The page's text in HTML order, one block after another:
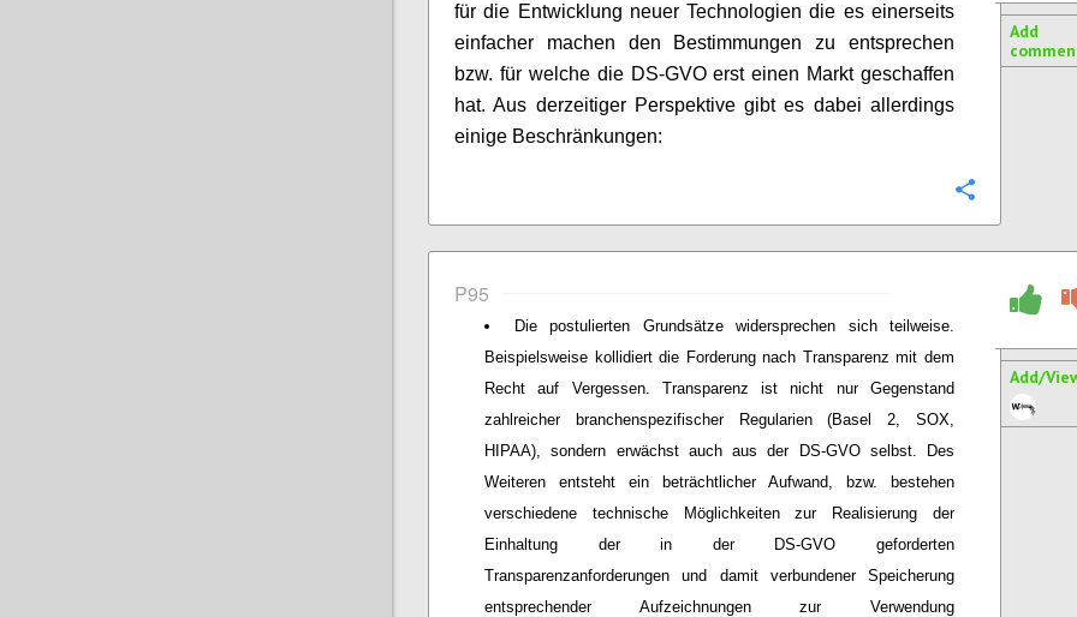
für die Entwicklung neuer Technologien die es einerseits
einfacher machen den Bestimmungen zu entsprechen
bzw. für welche die DS-GVO erst einen Markt geschaffen
hat. Aus derzeitiger Perspektive gibt es dabei allerdings
einige Beschränkungen:
Add
P95
Die postulierten Grundsätze widersprechen sich teilweise.
Beispielsweise kollidiert die Forderung nach Transparenz mit dem
Recht auf Vergessen. Transparenz ist nicht nur Gegenstand
zahlreicher branchenspezifischer Regularien (Basel 2, SOX,
HIPAA), sondern erwächst auch aus der DS-GVO selbst. Des
Weiteren entsteht ein beträchtlicher Aufwand, bzw. bestehen
verschiedene technische Möglichkeiten zur Realisierung der
Einhaltung der in der DS-GVO geforderten
Transparenzanforderungen und damit verbundener Speicherung
entsprechender Aufzeichnungen zur Verwendung
Add/